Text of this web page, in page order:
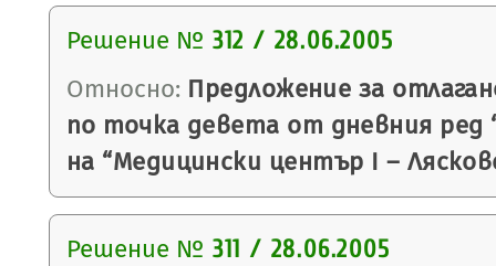
Решение № 312 / 28.06.2005
Относно: Предложениe за
по точка девета от дневния ред
на “Медицински център І –
Решение № 311 / 28.06.2005